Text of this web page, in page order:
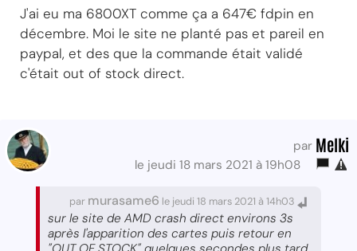
J'ai eu ma 6800XT comme ça a 647€ fdpin en
décembre. Moi le site ne planté pas et pareil en
paypal, et des que la commande était validé
c'était out of stock direct.
par Melki
le jeudi 18 mars 2021 à 19h08
par murasame6 le jeudi 18 mars 2021 à 14h03
sur le site de AMD crash direct environs 3s
après l'apparition des cartes puis retour en